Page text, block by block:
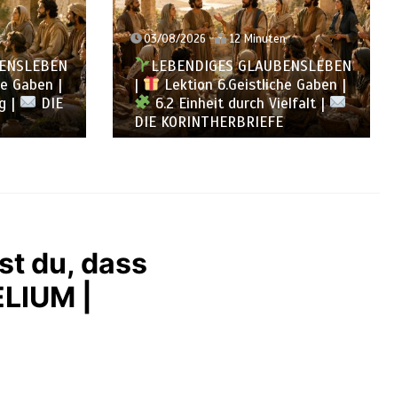
Gaben |
|
02/08/2026 12 Minuten
LEBENDIGES GLAUBENSLEBEN
|
Lektion 6.Geistliche Gaben |
6.1 Vielfältige Gaben |
DIE
KORINTHERBRIEFE
du, dass
|